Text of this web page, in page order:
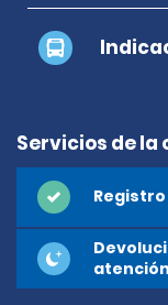
Servicios de la
Registro
atención